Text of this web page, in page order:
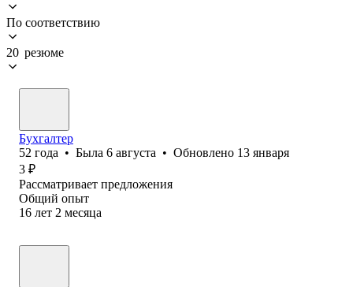
По соответствию
20 резюме
Бухгалтер
52 года • Была 6 августа • Обновлено 13 января
3 ₽
Рассматривает предложения
Общий опыт
16 лет 2 месяца